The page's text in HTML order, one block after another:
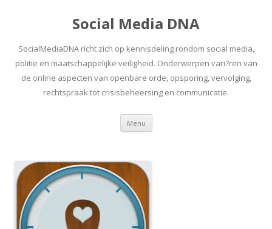
Social Media DNA
SocialMediaDNA richt zich op kennisdeling rondom social media,
politie en maatschappelijke veiligheid. Onderwerpen vari?ren van
de online aspecten van openbare orde, opsporing, vervolging,
rechtspraak tot crisisbeheersing en communicatie.
Menu Spring
inhoud